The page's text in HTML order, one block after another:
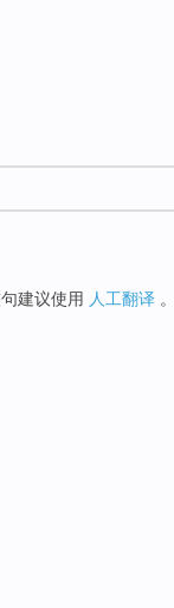
建议使用 人工翻译